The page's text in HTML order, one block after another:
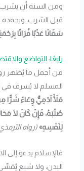
ومن السنة أن يشرب
قبل الشرب، ويحمده
سَقَانَا عَذْبًا فُرَاتًا
رابعًا: التواضع
من أجمل ما يُظهر
المسلم لا يُسرف في
مَلَأَ آدَمِيٌّ وِعَاءً شَرًّا
صُلْبَهُ، فَإِنْ كَانَ لَا
لِنَفَسِهِ» (رواه
فالإسلام يدعو إلى
البدن، ولا شبع